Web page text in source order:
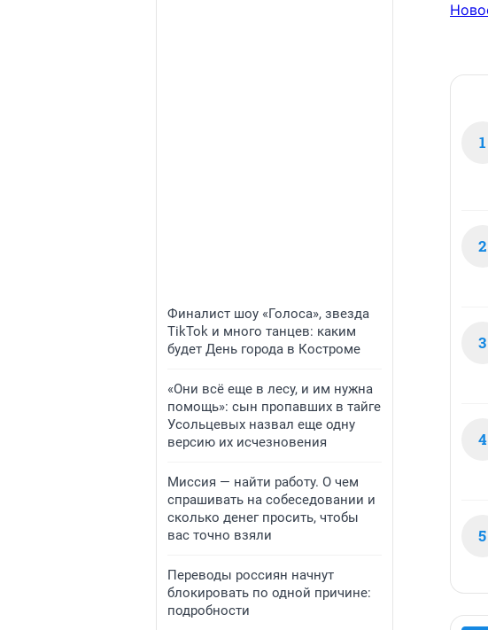
Финалист шоу «Голоса», звезда
TikTok и много танцев: каким
будет День города в Костроме
«Они всё еще в лесу, и им нужна
помощь»: сын пропавших в тайге
Усольцевых назвал еще одну
версию их исчезновения
Миссия — найти работу. О чем
спрашивать на собеседовании и
сколько денег просить, чтобы
вас точно взяли
Переводы россиян начнут
блокировать по одной причине:
подробности
1
2
3
4
5